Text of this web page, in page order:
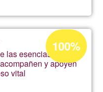
las esencias
y apoyen
vital
Acceptance
percentage
of
100%